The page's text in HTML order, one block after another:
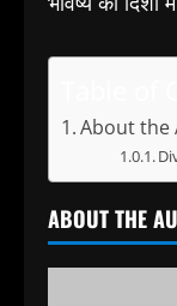
About the
ABOUT THE